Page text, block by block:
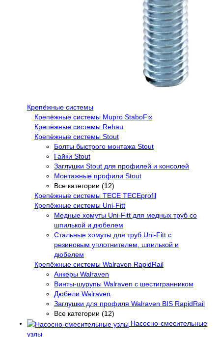
Крепёжные системы
Крепёжные системы Mupro StaboFix
Крепёжные системы Rehau
Крепёжные системы Stout
Болты быстрого монтажа Stout
Гайки Stout
Заглушки Stout для профилей и консолей
Монтажные профили Stout
Все категории (12)
Крепёжные системы TECE TECEprofil
Крепёжные системы Uni-Fitt
Медные хомуты Uni-Fitt для медных труб со
шпилькой и дюбелем
Стальные хомуты для труб Uni-Fitt с
резиновым уплотнителем, шпилькой и
дюбелем
Крепёжные системы Walraven RapidRail
Анкеры Walraven
Винты-шурупы Walraven с шестигранником
Дюбели Walraven
Заглушки для профиля Walraven BIS RapidRail
Все категории (12)
Насосно-смесительные
узлы